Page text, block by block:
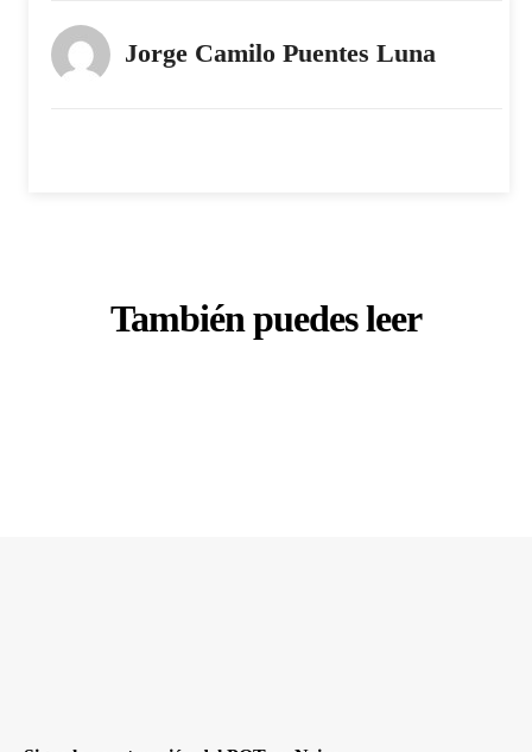
Jorge Camilo Puentes Luna
También puedes leer